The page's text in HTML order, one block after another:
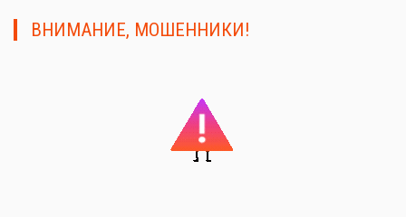
ВНИМАНИЕ, МОШЕННИКИ!